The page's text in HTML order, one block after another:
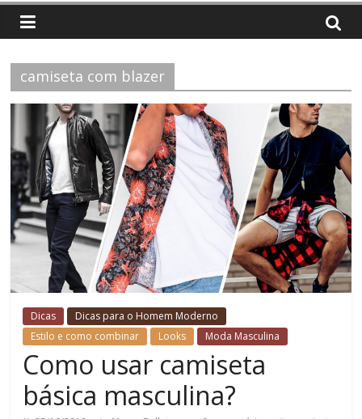
camiseta com blazer
Dicas
Dicas para o Homem Moderno
Estilo e como combinar
Looks Moda Masculina
Como usar camiseta
básica masculina?